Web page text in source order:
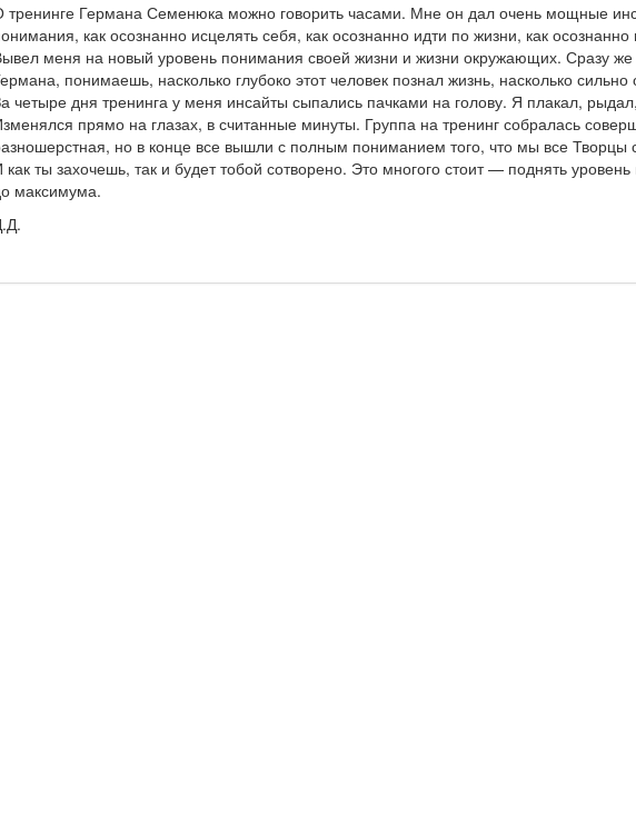
тренинге Германа Семенюка можно говорить часами. Мне он дал очень мощные
как осознанно исцелять себя, как осознанно идти по жизни, как
меня на новый уровень понимания своей жизни и жизни окружающих. Сразу же
понимаешь, насколько глубоко этот человек познал жизнь, насколько
четыре дня тренинга у меня инсайты сыпались пачками на голову. Я плакал,
прямо на глазах, в считанные минуты. Группа на тренинг собралась
но в конце все вышли с полным пониманием того, что мы все Творцы
как ты захочешь, так и будет тобой сотворено. Это многого стоит — поднять
максимума.